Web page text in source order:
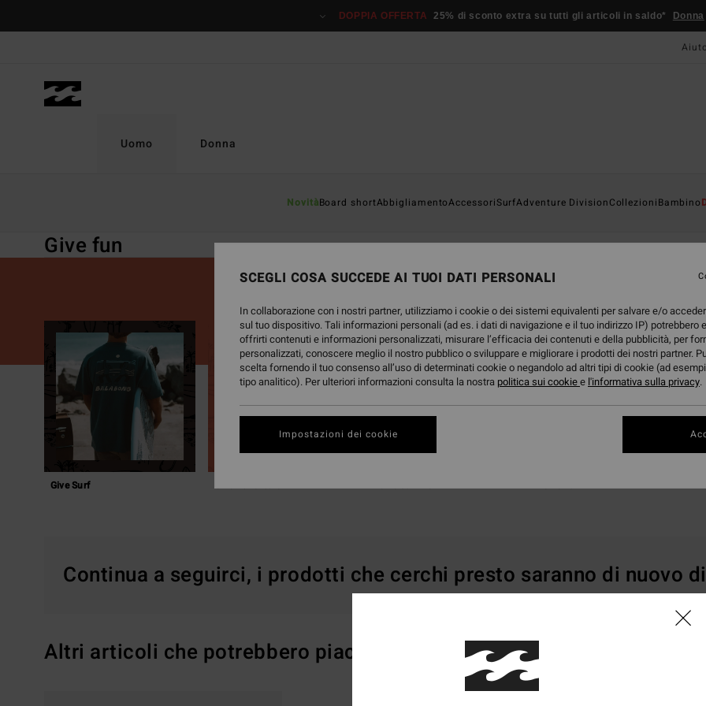
DOPPIA OFFERTA 25% di sconto extra su tutti gli articoli in saldo* Donna
Uomo
NovitàBoard shortAbbigliamentoAccessoriSurfAdventure DivisionCollezioniBambino
Donna
Give fun
Give Surf Give Adventure Give Summer Give Fun
Continua a seguirci, i prodotti che cerchi presto saranno di nuovo
Altri articoli che potrebbero piacerti
SCEGLI COSA SUCCEDE AI TUOI DATI PERSONALI
In collaborazione con i nostri partner, utilizziamo i cookie o dei sistemi equivalenti per salvare e/o
sul tuo dispositivo. Tali informazioni personali (ad es. i dati di navigazione e il tuo indirizzo IP) potrebbero
offrirti contenuti e informazioni personalizzati, misurare l’efficacia dei contenuti e della pubblicità, per
personalizzati, conoscere meglio il nostro pubblico o sviluppare e migliorare i prodotti dei nostri partner.
scelta fornendo il tuo consenso all’uso di determinati cookie o negandolo ad altri tipi di cookie (ad
tipo analitico). Per ulteriori informazioni consulta la nostra politica sui cookiee l'informativa sulla privacy.
Impostazioni dei cookie